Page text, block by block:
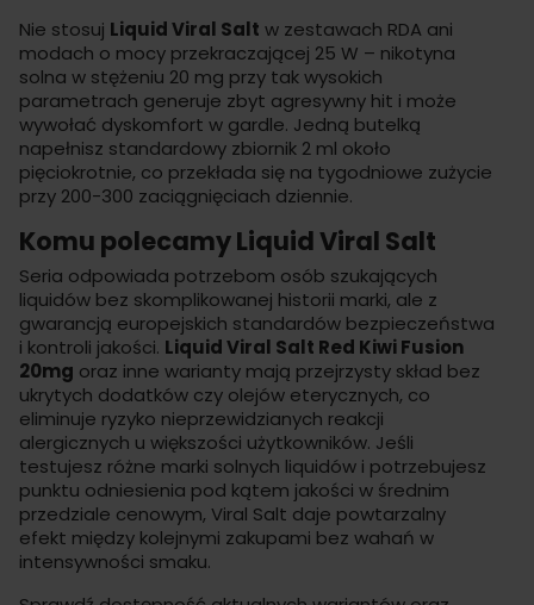
Nie stosuj Liquid Viral Salt w zestawach RDA ani
modach o mocy przekraczającej 25 W – nikotyna
solna w stężeniu 20 mg przy tak wysokich
parametrach generuje zbyt agresywny hit i może
wywołać dyskomfort w gardle. Jedną butelką
napełnisz standardowy zbiornik 2 ml około
pięciokrotnie, co przekłada się na tygodniowe zużycie
przy 200-300 zaciągnięciach dziennie.
Komu polecamy Liquid Viral Salt
Seria odpowiada potrzebom osób szukających
liquidów bez skomplikowanej historii marki, ale z
gwarancją europejskich standardów bezpieczeństwa
i kontroli jakości. Liquid Viral Salt Red Kiwi Fusion
20mg oraz inne warianty mają przejrzysty skład bez
ukrytych dodatków czy olejów eterycznych, co
eliminuje ryzyko nieprzewidzianych reakcji
alergicznych u większości użytkowników. Jeśli
testujesz różne marki solnych liquidów i potrzebujesz
punktu odniesienia pod kątem jakości w średnim
przedziale cenowym, Viral Salt daje powtarzalny
efekt między kolejnymi zakupami bez wahań w
intensywności smaku.